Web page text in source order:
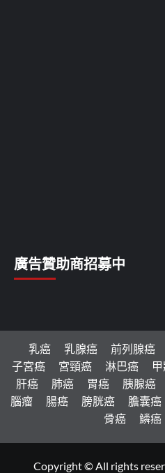
廣告贊助商招募中
乳癌 乳腺癌 前列腺癌
子宮癌
宮頸癌 淋巴癌
肝癌
肺癌 胃癌 胰腺癌
腦瘤
腸癌 膀胱癌 膽囊癌
骨癌
鱗癌
Copyright © All rights